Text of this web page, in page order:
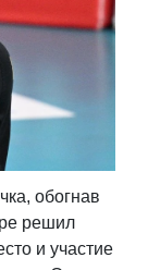
обогнав
решил
и участие